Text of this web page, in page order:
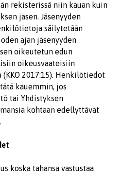
rekisterissä niin kauan kuin
jäsen. Jäsenyyden
säilytetään
ajan jäsenyyden
oikeutetun edun
oikeusvaateisiin
2017:15). Henkilötiedot
kauemmin, jos
tai Yhdistyksen
kohtaan edellyttävät
koska tahansa vastustaa